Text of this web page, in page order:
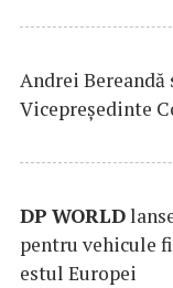
Andrei
Vicepreședinte
DP WORLD
pentru vehicule
estul Europei